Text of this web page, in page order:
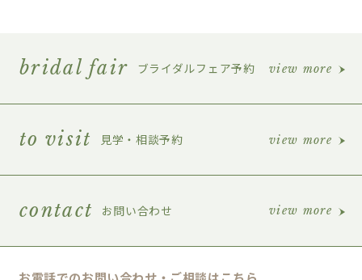
bridal fair ブライダルフェア予約 view more
to visit 見学・相談予約 view more
contact お問い合わせ view more